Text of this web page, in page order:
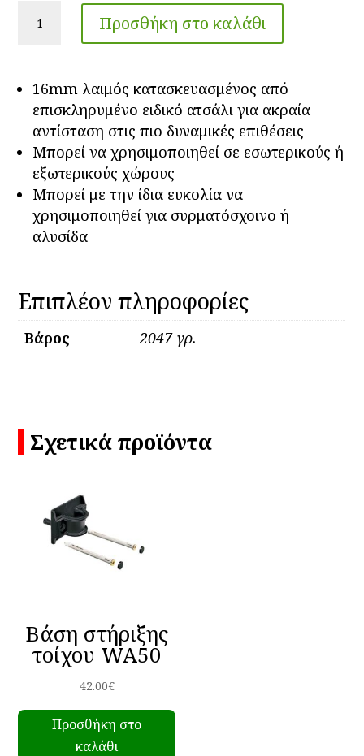
στήριξης
ABUS
ποσότητα
Προσθήκη στο καλάθι
16mm λαιμός κατασκευασμένος από
επισκληρυμένο ειδικό ατσάλι για ακραία
αντίσταση στις πιο δυναμικές επιθέσεις
Μπορεί να χρησιμοποιηθεί σε εσωτερικούς ή
εξωτερικούς χώρους
Μπορεί με την ίδια ευκολία να
χρησιμοποιηθεί για συρματόσχοινο ή
αλυσίδα
Επιπλέον πληροφορίες
Βάρος 2047 γρ.
Σχετικά προϊόντα
Βάση στήριξης
τοίχου WA50
42.00€
Προσθήκη στο
καλάθι